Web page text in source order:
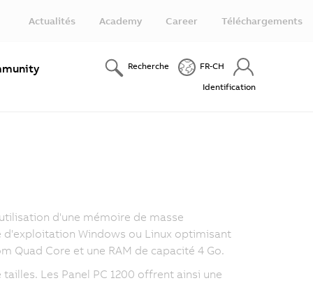
Actualités Academy Career Téléchargements
Recherche FR-CH
Identification
d'une mémoire de masse
Windows ou Linux optimisant
Quad Core et une RAM de capacité 4 Go.
Les Panel PC 1200 offrent ainsi une